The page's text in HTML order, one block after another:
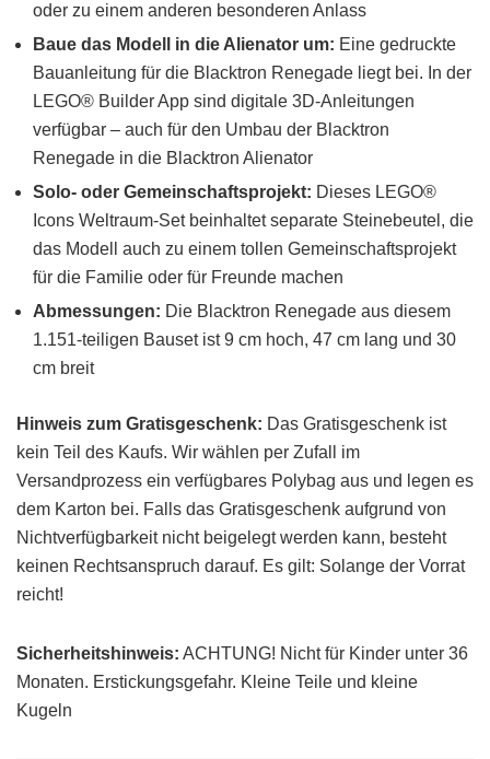
oder zu einem anderen besonderen Anlass
Baue das Modell in die Alienator um: Eine gedruckte
Bauanleitung für die Blacktron Renegade liegt bei. In der
LEGO® Builder App sind digitale 3D-Anleitungen
verfügbar – auch für den Umbau der Blacktron
Renegade in die Blacktron Alienator
Solo- oder Gemeinschaftsprojekt: Dieses LEGO®
Icons Weltraum-Set beinhaltet separate Steinebeutel, die
das Modell auch zu einem tollen Gemeinschaftsprojekt
für die Familie oder für Freunde machen
Abmessungen: Die Blacktron Renegade aus diesem
1.151-teiligen Bauset ist 9 cm hoch, 47 cm lang und 30
cm breit
Hinweis zum Gratisgeschenk: Das Gratisgeschenk ist
kein Teil des Kaufs. Wir wählen per Zufall im
Versandprozess ein verfügbares Polybag aus und legen es
dem Karton bei. Falls das Gratisgeschenk aufgrund von
Nichtverfügbarkeit nicht beigelegt werden kann, besteht
keinen Rechtsanspruch darauf. Es gilt: Solange der Vorrat
reicht!
Sicherheitshinweis: ACHTUNG! Nicht für Kinder unter 36
Monaten. Erstickungsgefahr. Kleine Teile und kleine
Kugeln